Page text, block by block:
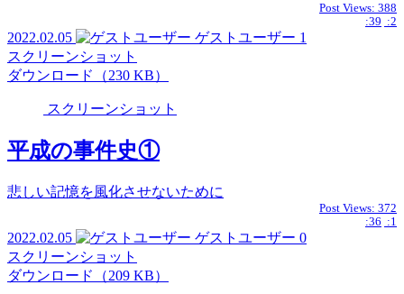
Post Views: 388
:39 :2
2022.02.05 ゲストユーザー 1
スクリーンショット
ダウンロード（230 KB）
スクリーンショット
平成の事件史①
悲しい記憶を風化させないために
Post Views: 372
:36 :1
2022.02.05 ゲストユーザー 0
スクリーンショット
ダウンロード（209 KB）